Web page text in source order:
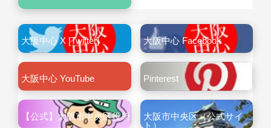
大阪中心 X [Twitter] 大阪中心 Facebook
大阪中心 YouTube Pinterest
【公式】大阪市中央区役所
大阪市中央区（公式サイ
ト）